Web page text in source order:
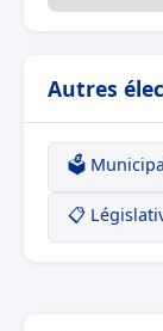
Autres
🗳️
📋